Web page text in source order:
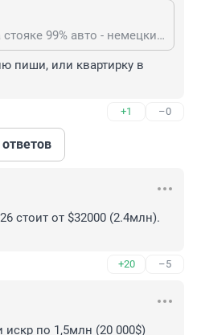
понты? у госдумы на стояке 99% авто - немецкие - это понты или потреотизм?
пиши, или квартирку в
+1 –0
стоит от $32000 (2.4млн).
+20 –5
искр по 1,5млн (20 000$)